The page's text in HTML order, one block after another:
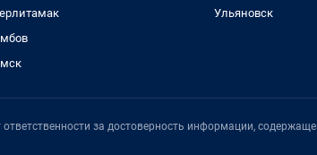
Ульяновск
ответственности за достоверность информации,